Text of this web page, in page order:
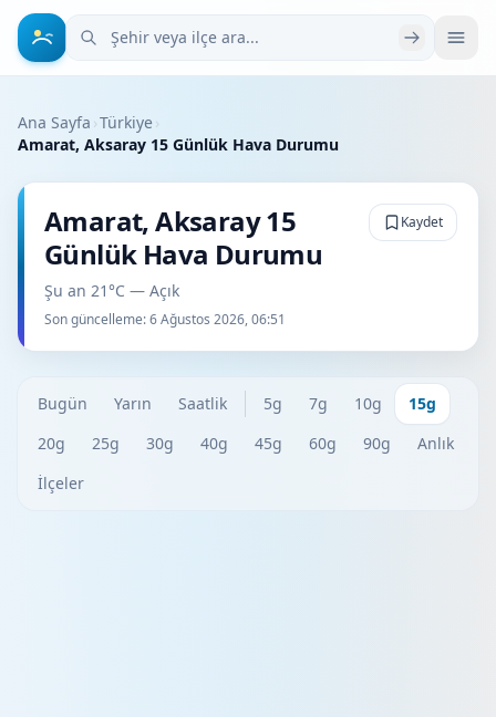
Şehir veya ilçe ara
Ana Sayfa ›Türkiye›
Amarat, Aksaray 15 Günlük Hava Durumu
Amarat, Aksaray 15
Günlük Hava Durumu
Şu an 21°C — Açık
Son güncelleme:6 Ağustos 2026, 06:51
Kaydet
Bugün Yarın Saatlik 5g 7g 10g
15g
20g
25g 30g 40g 45g 60g 90g
Anlık
İlçeler